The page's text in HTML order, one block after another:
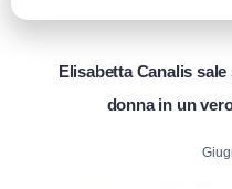
Elisabetta Canalis
donna in un